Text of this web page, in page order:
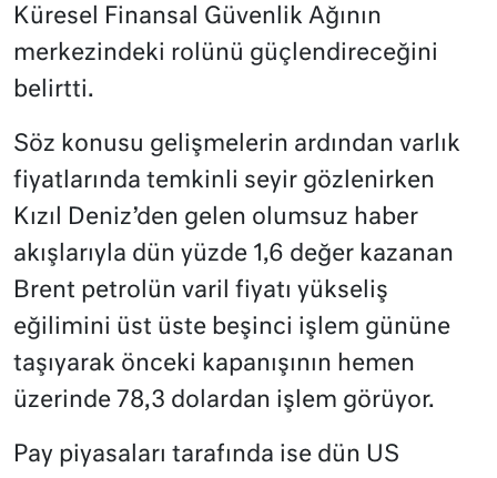
Küresel Finansal Güvenlik Ağının
merkezindeki rolünü güçlendireceğini
belirtti.
Söz konusu gelişmelerin ardından varlık
fiyatlarında temkinli seyir gözlenirken
Kızıl Deniz’den gelen olumsuz haber
akışlarıyla dün yüzde 1,6 değer kazanan
Brent petrolün varil fiyatı yükseliş
eğilimini üst üste beşinci işlem gününe
taşıyarak önceki kapanışının hemen
üzerinde 78,3 dolardan işlem görüyor.
Pay piyasaları tarafında ise dün US